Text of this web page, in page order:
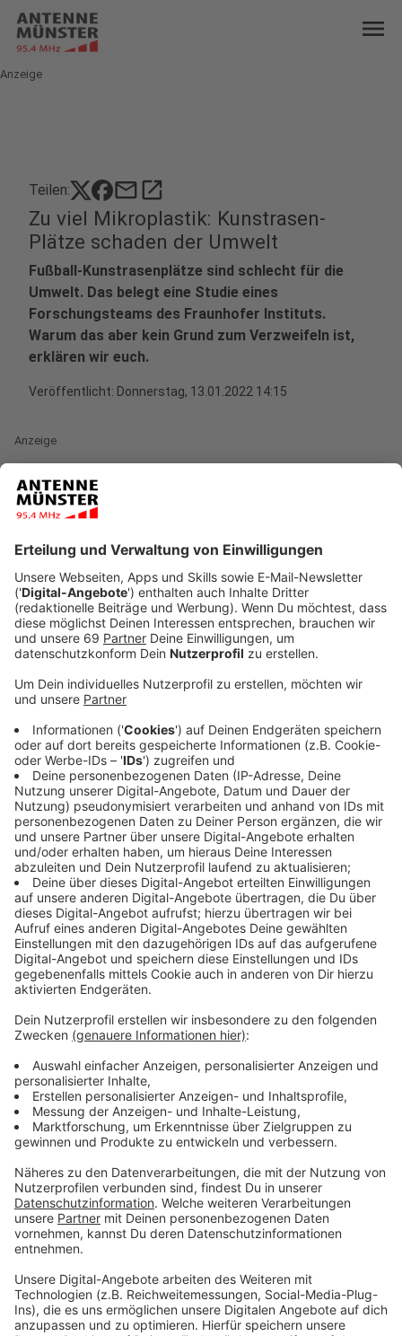
menu
Anzeige
Teilen: mailopen_in_new
Zu viel Mikroplastik: Kunstrasen-
Plätze schaden der Umwelt
Fußball-Kunstrasenplätze sind schlecht für die
Umwelt. Das belegt eine Studie eines
Forschungsteams des Fraunhofer Instituts.
Warum das aber kein Grund zum Verzweifeln ist,
erklären wir euch.
Veröffentlicht: Donnerstag, 13.01.2022 14:15
Anzeige
Viele Kunstrasenplätze in Deutschland haben ein
'KuRa' - dem Gummi-Granulat. Ein Forschungsteam vom
"Fraunhofer-Institut für Umwelt" hat eine Studie zu
Kunstrasenplätzen veröffentlicht. Das Team hat sich
zwar nicht alle Plätze angeschaut, denn allein in
Deutschland und der Schweiz gibt es rund 6.500.
Allerdings haben sie Stichproben genommen:
insgesamt 20 Kunstrasenplätze haben Forscherinnen
und Forscher an verschiedenen Orten untersucht.
Dabei haben sie auf folgendes geschaut: Wie viel von
dem Gummi-Granulat war vorhanden, als der Platz neu
angefertigt wurde, wie viel wurde bei Wartungen
hinzugefügt und wie viel Granulat ist zur Stichprobe
noch drauf. Das Ergebnis der Studie ist eindeutig: Im
Schnitt verliert ein Kunstrasenplatz pro Jahr drei
Tonnen Plastik, ein Kleinwagen wiegt zum Vergleich
rund eine Tonne.
Klar, Granulat landet in Turnbeuteln oder Sportschuhen
und wird - meistens - zuhause entsorgt. Jedoch landet
ein Großteil über Spielbetrieb oder Wind und Regen in
der Umwelt. Jürgen Bertling, Leiter der Studie erklärt,
überraschenderweise auch auf Dachrinnen
denn bitteschön gehen soll." Am Anfang, wenn das
Granulat noch neu ist, sehe man es kaum auf
Pflastersteinen oder ähnlichen Orten, so Bertling. "Es
ist anfangs noch braun oder schwarz, aber ein
wahrnehmen." Genau beziffern, wie viel in der Umwelt
landet und wie viel anständig entsorgt werde, sei sehr
schwierig.
Warum Fußball-Vereine und Fans sich aber